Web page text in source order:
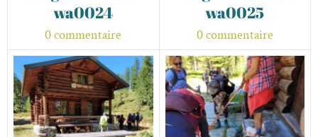
wa0024
0 commentaire
wa0025
0 commentaire